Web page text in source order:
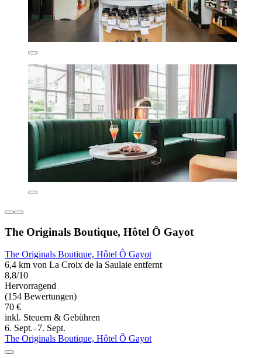
The Originals Boutique, Hôtel Ô Gayot
The Originals Boutique, Hôtel Ô Gayot
6,4 km von La Croix de la Saulaie entfernt
8,8/10
Hervorragend
(154 Bewertungen)
70 €
inkl. Steuern & Gebühren
6. Sept.–7. Sept.
The Originals Boutique, Hôtel Ô Gayot